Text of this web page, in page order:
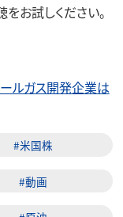
お試しください。
ルガス開発企業は
#米国株
#動画